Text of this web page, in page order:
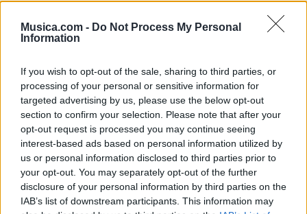
Musica.com - Do Not Process My Personal
Information
If you wish to opt-out of the sale, sharing to third parties, or
processing of your personal or sensitive information for
targeted advertising by us, please use the below opt-out
section to confirm your selection. Please note that after your
opt-out request is processed you may continue seeing
interest-based ads based on personal information utilized by
us or personal information disclosed to third parties prior to
your opt-out. You may separately opt-out of the further
disclosure of your personal information by third parties on the
IAB’s list of downstream participants. This information may
+ Xavier Rudd
Letra Green Spandex
Letra Little Chief
Letra Follow The Sun
Letra A Fourth World